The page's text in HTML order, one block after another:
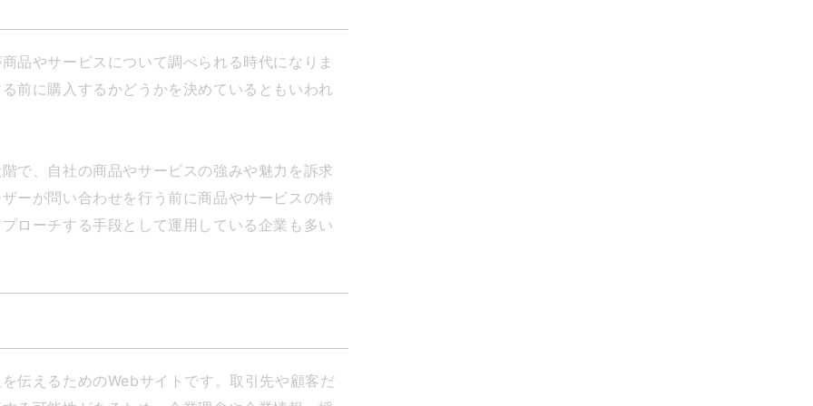
品やサービスについて調べられる時代になりま
前に購入するかどうかを決めているともいわれ
で、自社の商品やサービスの強みや魅力を訴求
ーが問い合わせを行う前に商品やサービスの特
ローチする手段として運用している企業も多い
伝えるためのWebサイトです。取引先や顧客だ